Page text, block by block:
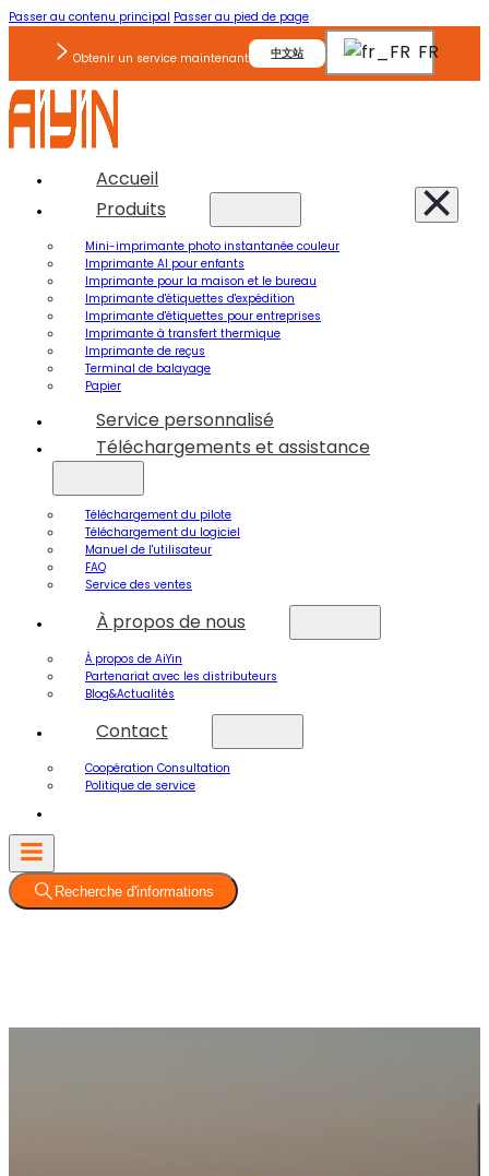
Passer au contenu principal Passer au pied de page
Obtenir un service maintenant 中文站 FR
Accueil
Produits
Mini-imprimante photo instantanée couleur
Imprimante AI pour enfants
Imprimante pour la maison et le bureau
Imprimante d'étiquettes d'expédition
Imprimante d'étiquettes pour entreprises
Imprimante à transfert thermique
Imprimante de reçus
Terminal de balayage
Papier
Service personnalisé
Téléchargements et assistance
Téléchargement du pilote
Téléchargement du logiciel
Manuel de l'utilisateur
FAQ
Service des ventes
À propos de nous
À propos de AiYin
Partenariat avec les distributeurs
Blog&Actualités
Contact
Coopération Consultation
Politique de service
Recherche d'informations